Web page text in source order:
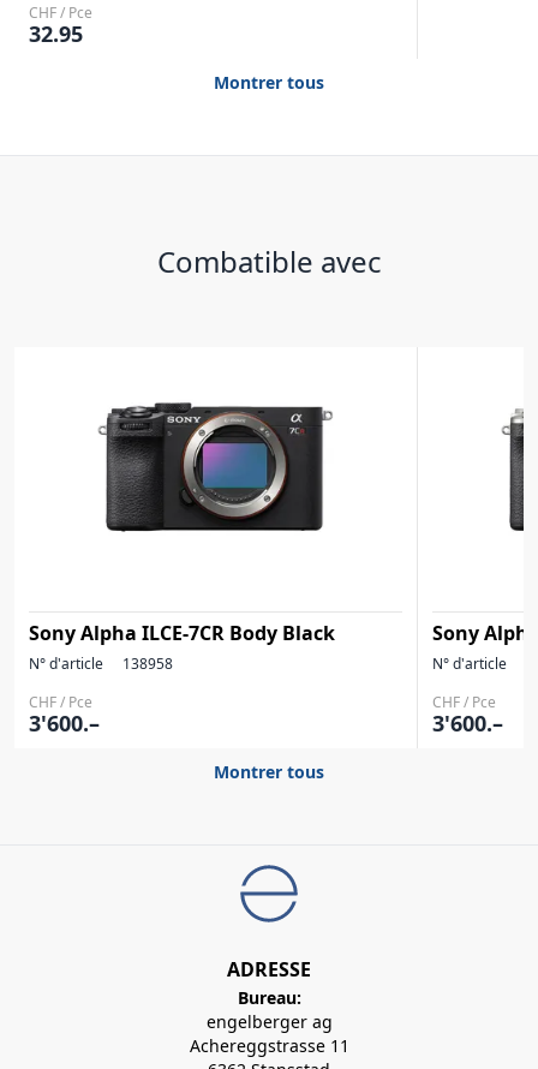
CHF / Pce
32.95
Montrer tous
Combatible avec
Sony Alpha ILCE-7CR Body Black
N° d'article
138958
CHF / Pce
3'600.–
Sony
N° d'article
CHF / Pce
3'600.–
Montrer tous
ADRESSE
Bureau:
engelberger ag
Achereggstrasse 11